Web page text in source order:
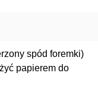
spód foremki)
papierem do